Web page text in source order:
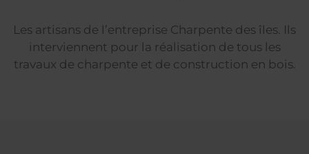
Les artisans de l’entreprise Charpente des îles. Ils
interviennent pour la réalisation de tous les
travaux de charpente et de construction en bois.